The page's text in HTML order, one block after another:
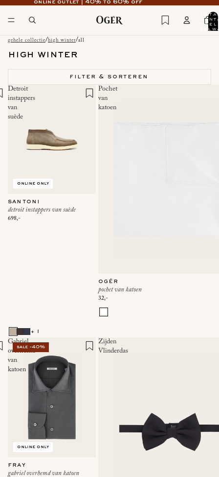
online outlet | 40% to 60% off
online outlet | 40% to 60% off
gehele collectie/high winter/all
high winter
filter & sorteren
Detroit
instappers
van
suède
online only
santoni
detroit instappers van suède
698,-
+ 1
Pochet
van
katoen
ogér
pochet van katoen
32,-
Gabriel
overhemd
van
katoen
sale -40%
online only
fray
gabriel overhemd van katoen
Zijden
Vlinderdas